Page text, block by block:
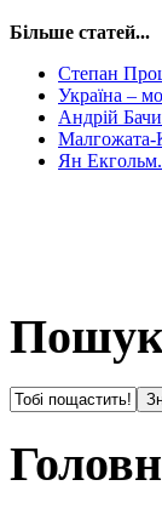
Більше статей...
Степан
Україна –
Андрій
Малгожата-
Ян
Пошук